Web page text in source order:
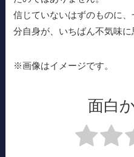
信じていないはずのものに
分自身が、いちばん不気味に
※画像はイメージです。
面白